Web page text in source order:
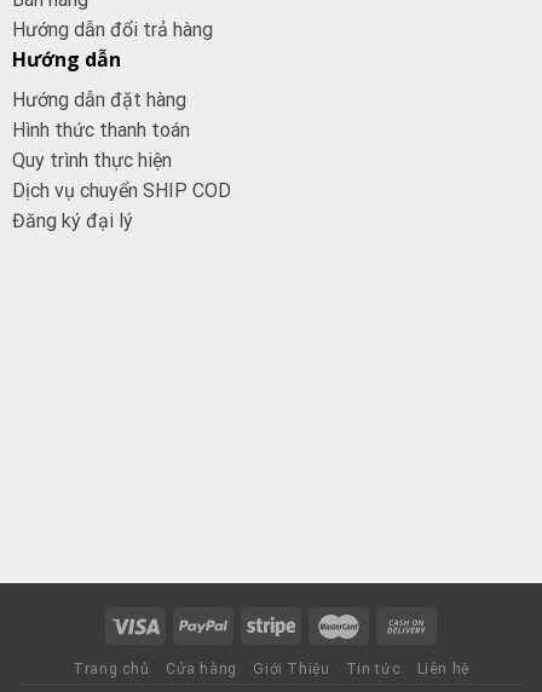
Hướng dẫn đổi trả hàng
Hướng dẫn
Hướng dẫn đặt hàng
Hình thức thanh toán
Quy trình thực hiện
Dịch vụ chuyển SHIP COD
Đăng ký đại lý
Trang chủ Cửa hàng Giới Thiệu Tin tức Liên hệ